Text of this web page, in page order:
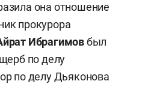
она отношение
прокурора
Ибрагимовбыл
по делу
по делу Дьяконова